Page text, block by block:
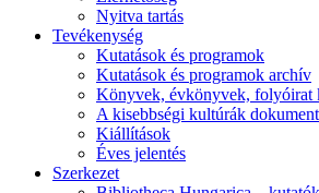
Nyitva tartás
Tevékenység
Kutatások és programok
Kutatások és programok archív
Könyvek, évkönyvek, folyóirat
A kisebbségi kultúrák
Kiállítások
Éves jelentés
Szerkezet